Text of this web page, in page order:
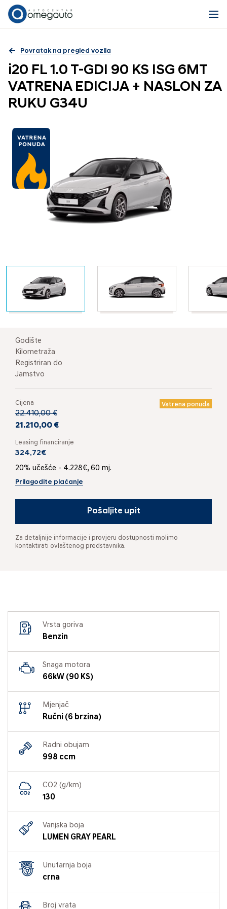
Povratak na pregled vozila
i20 FL 1.0 T-GDI 90 KS ISG 6MT
VATRENA EDICIJA + NASLON ZA
RUKU G34U
Godište
Kilometraža
Registriran do
Jamstvo
Cijena Vatrena ponuda
22.410,00 €
21.210,00 €
Leasing financiranje
324,72€
20% učešće - 4.228€, 60 mj.
Prilagodite plaćanje
Pošaljite upit
Za detaljnije informacije i provjeru dostupnosti molimo
kontaktirati ovlaštenog predstavnika.
Vrsta goriva
Benzin
Snaga motora
66kW (90 KS)
Mjenjač
Ručni (6 brzina)
Radni obujam
998 ccm
CO2 (g/km)
130
Vanjska boja
LUMEN GRAY PEARL
Unutarnja boja
crna
Broj vrata